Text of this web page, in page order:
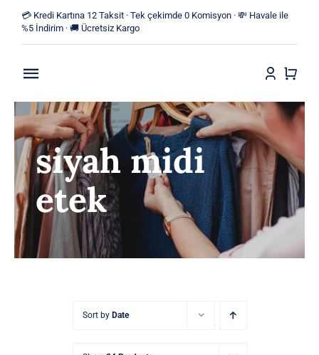
content
💳 Kredi Kartına 12 Taksit · Tek çekimde 0 Komisyon · 💸 Havale ile
%5 İndirim · 🚚 Ücretsiz Kargo
Toggle
Navigation
Anasayfa
Mağaza
Yeni Ürünler
Kategoriler
siyah midi
etek
Sort by Date